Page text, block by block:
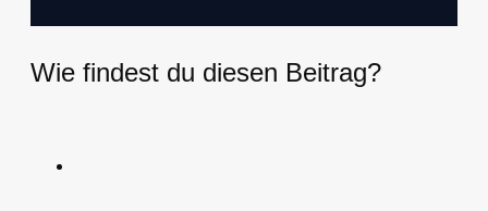
Wie findest du diesen Beitrag?